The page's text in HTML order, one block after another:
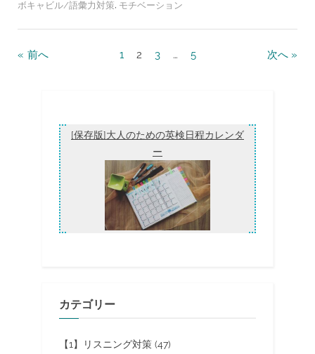
れ
大
1
ボキャビル/語彙力対策 モチベーション
投前へ 1 2 3 … 5 次へ
[保存版]大人のための英検日程カレンダ
ー
カテゴリー
【1】リスニング対策 (47)